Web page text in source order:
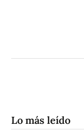
Lo más leído